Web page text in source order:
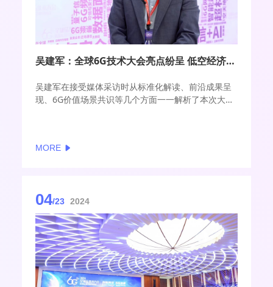
吴建军：全球6G技术大会亮点纷呈 低空经济新兴场景成为共识
吴建军在接受媒体采访时从标准化解读、前沿成果呈
现、6G价值场景共识等几个方面一一解析了本次大会
MORE
04/23 2024